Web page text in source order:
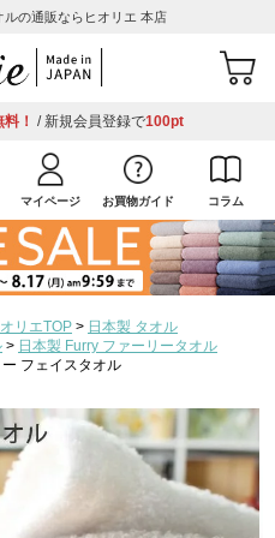
の通販ならヒオリエ 本店
！ / 新規会員登録で100pt
マイページ お買物ガイド コラム
リエTOP
日本製 タオル
日本製 Furry ファーリータオル
フェイスタオル